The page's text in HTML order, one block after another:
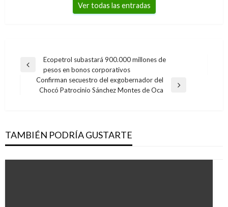
Ver todas las entradas
Navegación
entradas
Entrada
anterior
Ecopetrol subastará 900.000 millones de
pesos en bonos corporativos
Entrada
Confirman secuestro del exgobernador del
Chocó Patrocinio Sánchez Montes de Oca
TAMBIÉN PODRÍA GUSTARTE